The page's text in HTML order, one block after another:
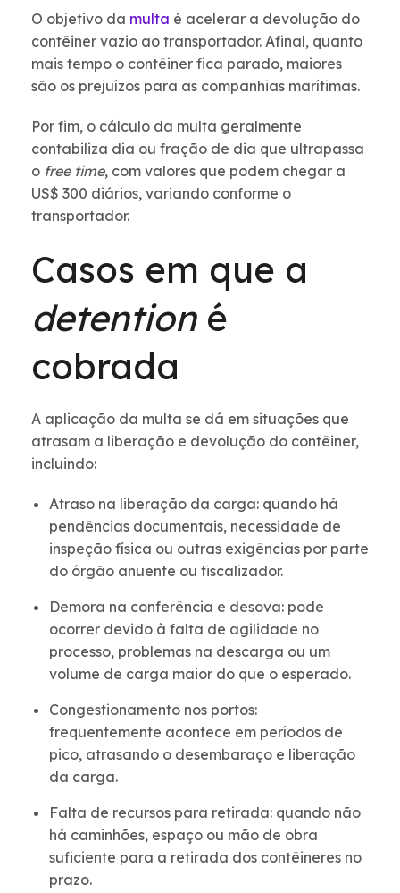
O objetivo da multa é acelerar a devolução do
contêiner vazio ao transportador. Afinal, quanto
mais tempo o contêiner fica parado, maiores
são os prejuízos para as companhias marítimas.
Por fim, o cálculo da multa geralmente
contabiliza dia ou fração de dia que ultrapassa
o free time, com valores que podem chegar a
US$ 300 diários, variando conforme o
transportador.
Casos em que a
detention é
cobrada
A aplicação da multa se dá em situações que
atrasam a liberação e devolução do contêiner,
incluindo:
Atraso na liberação da carga: quando há
pendências documentais, necessidade de
inspeção física ou outras exigências por parte
do órgão anuente ou fiscalizador.
Demora na conferência e desova: pode
ocorrer devido à falta de agilidade no
processo, problemas na descarga ou um
volume de carga maior do que o esperado.
Congestionamento nos portos:
frequentemente acontece em períodos de
pico, atrasando o desembaraço e liberação
da carga.
Falta de recursos para retirada: quando não
há caminhões, espaço ou mão de obra
suficiente para a retirada dos contêineres no
prazo.